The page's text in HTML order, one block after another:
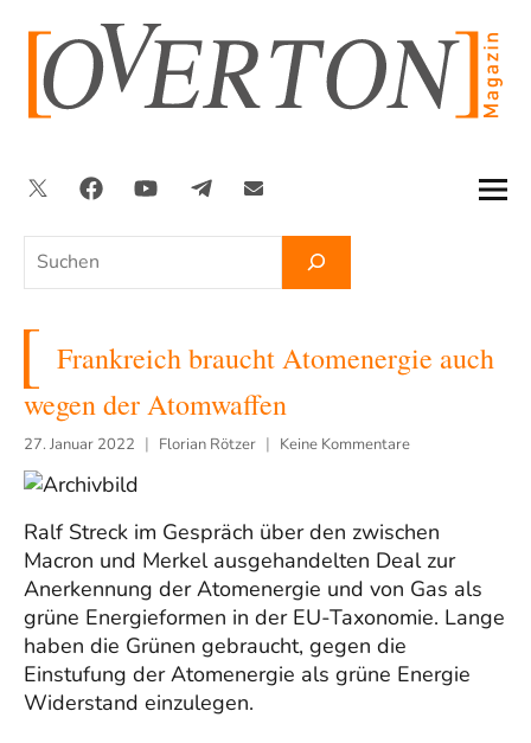
springen
Suchen
TwitterFacebookYouTubeTelegramNewsletter
Frankreich braucht Atomenergie auch
wegen der Atomwaffen
27. Januar 2022 Florian Rötzer Keine Kommentare
Ralf Streck im Gespräch über den zwischen
Macron und Merkel ausgehandelten Deal zur
Anerkennung der Atomenergie und von Gas als
grüne Energieformen in der EU-Taxonomie. Lange
haben die Grünen gebraucht, gegen die
Einstufung der Atomenergie als grüne Energie
Widerstand einzulegen.